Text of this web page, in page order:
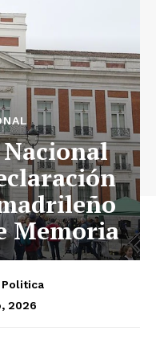
Memoria
Politica
2026